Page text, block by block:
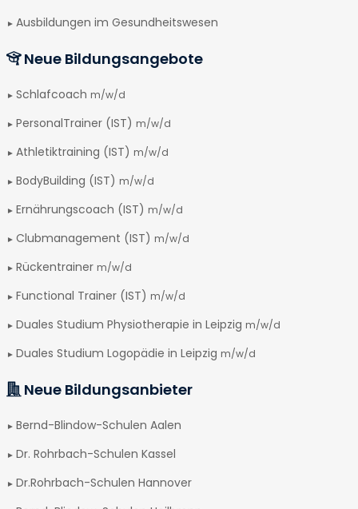
Ausbildungen im Gesundheitswesen
Neue Bildungsangebote
Schlafcoach m/w/d
PersonalTrainer (IST) m/w/d
Athletiktraining (IST) m/w/d
BodyBuilding (IST) m/w/d
Ernährungscoach (IST) m/w/d
Clubmanagement (IST) m/w/d
Rückentrainer m/w/d
Functional Trainer (IST) m/w/d
Duales Studium Physiotherapie in Leipzig m/w/d
Duales Studium Logopädie in Leipzig m/w/d
Neue Bildungsanbieter
Bernd-Blindow-Schulen Aalen
Dr. Rohrbach-Schulen Kassel
Dr.Rohrbach-Schulen Hannover